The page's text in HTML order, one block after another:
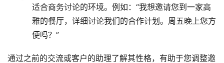
适合商务讨论的环境。例如：“我想邀请您到一家高
雅的餐厅，详细讨论我们的合作计划。周五晚上您方
便吗？”
通过之前的交流或客户的助理了解其性格，有助于您调整邀